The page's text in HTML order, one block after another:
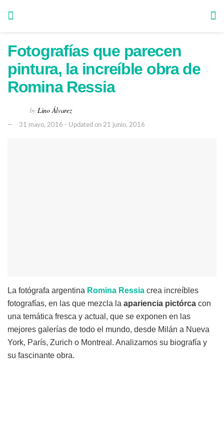
Fotografías que parecen
pintura, la increíble obra de
Romina Ressia
by Lino Álvarez
31 mayo, 2016 - Updated on 21 junio, 2016
La fotógrafa argentina Romina Ressia crea increíbles
fotografías, en las que mezcla la apariencia pictórca con
una temática fresca y actual, que se exponen en las
mejores galerías de todo el mundo, desde Milán a Nueva
York, París, Zurich o Montreal. Analizamos su biografía y
su fascinante obra.